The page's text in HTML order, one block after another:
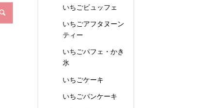
いちごビュッフェ
いちごアフタヌーン
ティー
いちごパフェ・かき
氷
いちごケーキ
いちごパンケーキ